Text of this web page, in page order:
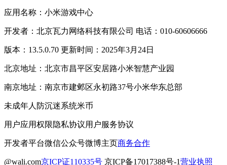
应用名称：小米游戏中心
开发者：北京瓦力网络科技有限公司 电话：010-60606666
版本：13.5.0.70 更新时间：2025年3月24日
北京地址：北京市昌平区安居路小米智慧产业园
南京地址：南京市建邺区永初路37号小米华东总部
未成年人防沉迷系统米币
用户应用权限隐私协议用户服务协议
开发者平台微信公众号微博主页商务合作
@wali.com京ICP证110335号 京ICP备17017388号-1营业执照